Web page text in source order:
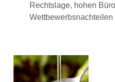
Rechtslage, hohen
Wettbewerbsnachteilen